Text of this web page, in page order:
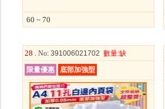
60 ~ 70
28 . No: 391006021702 數量:缺
限量優惠
底部加強型